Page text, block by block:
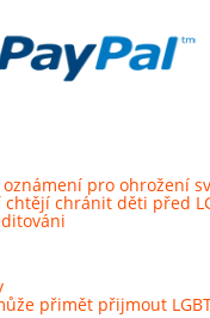
pro ohrožení
chránit děti před
přimět přijmout